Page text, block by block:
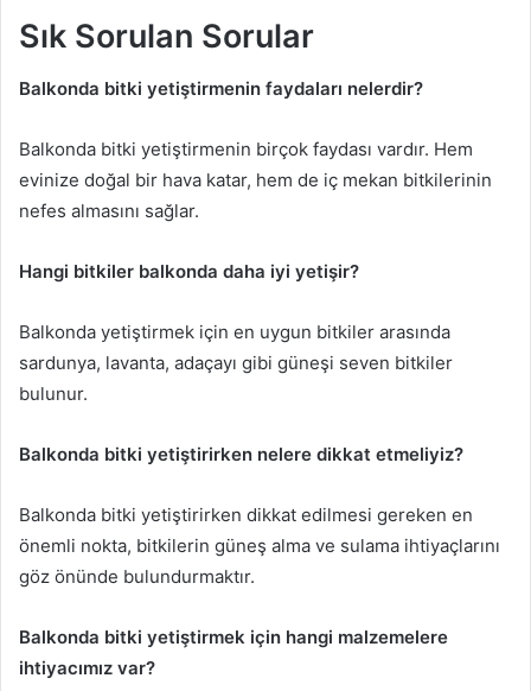
Sık Sorulan Sorular
Balkonda bitki yetiştirmenin faydaları nelerdir?
Balkonda bitki yetiştirmenin birçok faydası vardır. Hem
evinize doğal bir hava katar, hem de iç mekan bitkilerinin
nefes almasını sağlar.
Hangi bitkiler balkonda daha iyi yetişir?
Balkonda yetiştirmek için en uygun bitkiler arasında
sardunya, lavanta, adaçayı gibi güneşi seven bitkiler
bulunur.
Balkonda bitki yetiştirirken nelere dikkat etmeliyiz?
Balkonda bitki yetiştirirken dikkat edilmesi gereken en
önemli nokta, bitkilerin güneş alma ve sulama ihtiyaçlarını
göz önünde bulundurmaktır.
Balkonda bitki yetiştirmek için hangi malzemelere
ihtiyacımız var?